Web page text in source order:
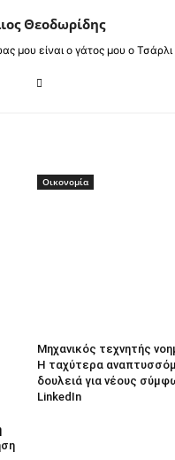
Θεοδωρίδης
μου είναι ο γάτος μου ο
Οικονομία
Μηχανικός τεχνητής
Η ταχύτερα
δουλειά για νέους
LinkedIn